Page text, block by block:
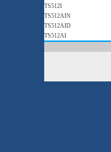
TS512I
TS512AIN
TS512AID
TS512AI